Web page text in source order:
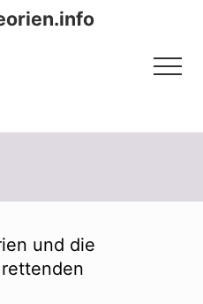
Menu
und die